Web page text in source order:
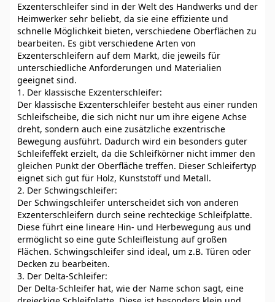
Exzenterschleifer sind in der Welt des Handwerks und der
Heimwerker sehr beliebt, da sie eine effiziente und
schnelle Möglichkeit bieten, verschiedene Oberflächen zu
bearbeiten. Es gibt verschiedene Arten von
Exzenterschleifern auf dem Markt, die jeweils für
unterschiedliche Anforderungen und Materialien
geeignet sind.
1. Der klassische Exzenterschleifer:
Der klassische Exzenterschleifer besteht aus einer runden
Schleifscheibe, die sich nicht nur um ihre eigene Achse
dreht, sondern auch eine zusätzliche exzentrische
Bewegung ausführt. Dadurch wird ein besonders guter
Schleifeffekt erzielt, da die Schleifkörner nicht immer den
gleichen Punkt der Oberfläche treffen. Dieser Schleifertyp
eignet sich gut für Holz, Kunststoff und Metall.
2. Der Schwingschleifer:
Der Schwingschleifer unterscheidet sich von anderen
Exzenterschleifern durch seine rechteckige Schleifplatte.
Diese führt eine lineare Hin- und Herbewegung aus und
ermöglicht so eine gute Schleifleistung auf großen
Flächen. Schwingschleifer sind ideal, um z.B. Türen oder
Decken zu bearbeiten.
3. Der Delta-Schleifer:
Der Delta-Schleifer hat, wie der Name schon sagt, eine